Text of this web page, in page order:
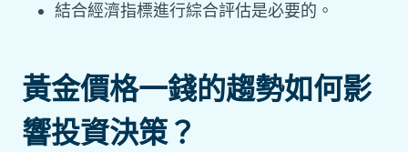
結合經濟指標進行綜合評估是必要的。
黃金價格一錢的趨勢如何影
響投資決策？